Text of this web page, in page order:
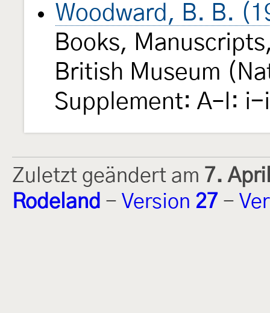
Woodward, B. B.
Books,
British Museum
Supplement: A–I:
Zuletzt geändert am 7.
Rodeland - Version 27 -